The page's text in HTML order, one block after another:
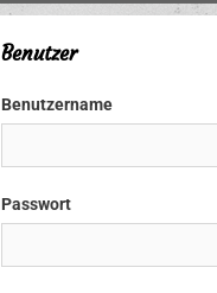
Benutzer
Benutzername
Passwort